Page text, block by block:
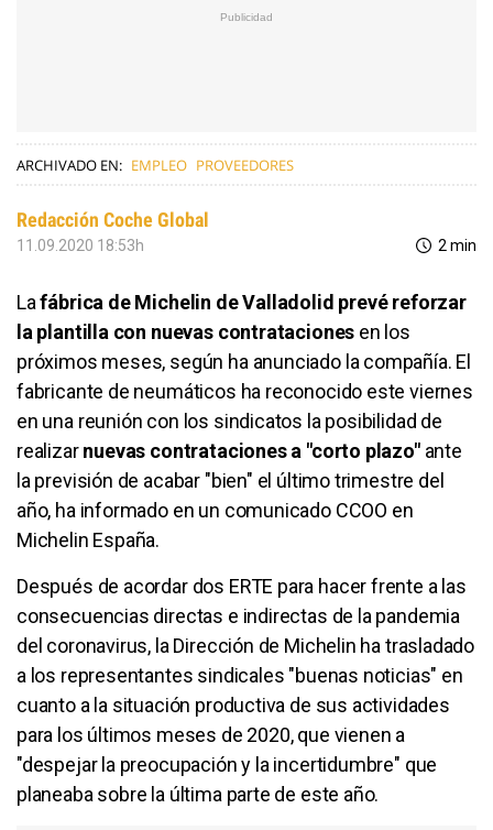
ARCHIVADO EN: EMPLEO PROVEEDORES
Redacción Coche Global
11.09.2020 18:53h 2 min
Lafábrica de Michelin de Valladolid prevé reforzar
la plantilla con nuevas contrataciones en los
próximos meses, según ha anunciado la compañía. El
fabricante de neumáticos ha reconocido este viernes
en una reunión con los sindicatos la posibilidad de
realizarnuevas contrataciones a "corto plazo"ante
la previsión de acabar "bien" el último trimestre del
año, ha informado en un comunicado CCOO en
Michelin España.
Después de acordar dos ERTE para hacer frente a las
consecuencias directas e indirectas de la pandemia
del coronavirus, la Dirección de Michelin ha trasladado
a los representantes sindicales "buenas noticias" en
cuanto a la situación productiva de sus actividades
para los últimos meses de 2020, que vienen a
"despejar la preocupación y la incertidumbre" que
planeaba sobre la última parte de este año.